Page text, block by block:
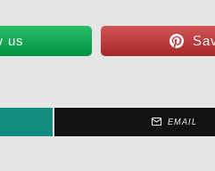
us
EMAIL